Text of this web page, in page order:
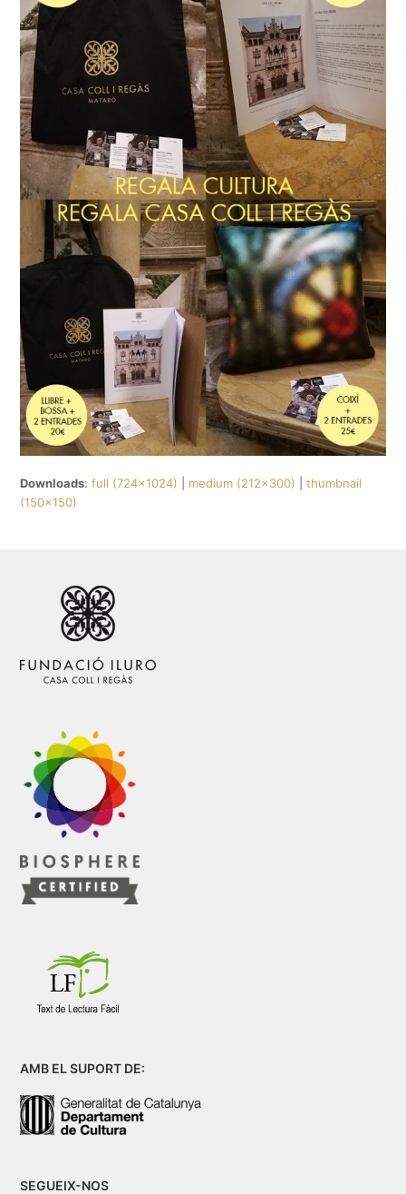
Downloads:full (724x1024) medium (212x300) |thumbnail
(150x150)
AMB EL SUPORT DE:
SEGUEIX-NOS